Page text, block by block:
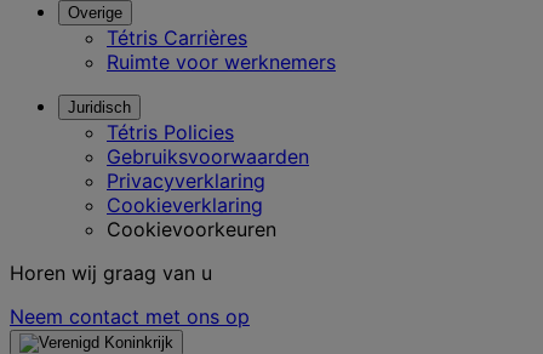
Overige
Tétris Carrières
Ruimte voor werknemers
Juridisch
Tétris Policies
Gebruiksvoorwaarden
Privacyverklaring
Cookieverklaring
Cookievoorkeuren
Horen wij graag van u
Neem contact met ons op